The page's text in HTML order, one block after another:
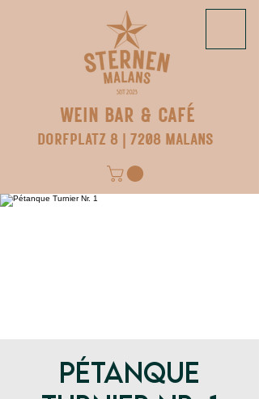
WEIN BAR & CAFÉ
DORFPLATZ 8 | 7208 MALANS
Pétanque